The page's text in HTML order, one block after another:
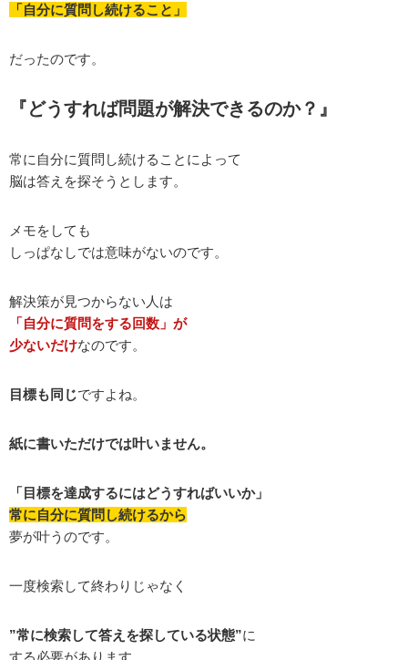
「自分に質問し続けること」
だったのです。
『どうすれば問題が解決できるのか？』
常に自分に質問し続けることによって
脳は答えを探そうとします。
メモをしても
しっぱなしでは意味がないのです。
解決策が見つからない人は
「自分に質問をする回数」が
少ないだけなのです。
目標も同じですよね。
紙に書いただけでは叶いません。
「目標を達成するにはどうすればいいか」
常に自分に質問し続けるから
夢が叶うのです。
一度検索して終わりじゃなく
”常に検索して答えを探している状態”に
する必要があります。